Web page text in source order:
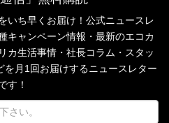
いち早くお届け！公式ニュースレ
キャンペーン情報・最新のエコカ
カ生活事情・社長コラム・ スタッ
を月1回お届けするニュースレター
す！